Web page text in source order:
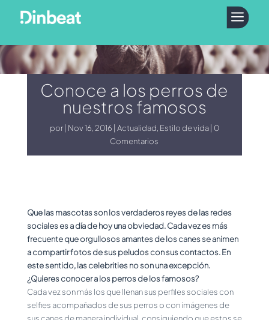
a
Conoce a los perros de
nuestros famosos
por Nov 16, 2016 Actualidad Estilo de vida 0
Comentarios
Que las mascotas son los verdaderos reyes de las redes
sociales es a día de hoy una obviedad. Cada vez es más
frecuente que orgullosos amantes de los canes se animen
a compartir fotos de sus peludos con sus contactos. En
este sentido, las celebrities no son una excepción.
¿Quieres conocer a los perros de los famosos?
Cada vez son más los que llenan sus perfiles sociales con
selfies acompañados de sus perros o con imágenes de
sus canes de manera individual, consiguiendo que estos se